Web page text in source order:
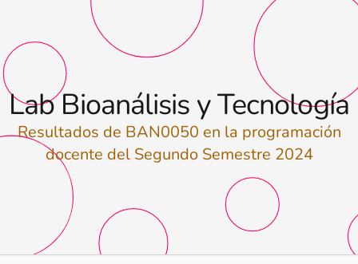
Lab Bioanálisis y Tecnología
Resultados de BAN0050 en la programación
docente del Segundo Semestre 2024